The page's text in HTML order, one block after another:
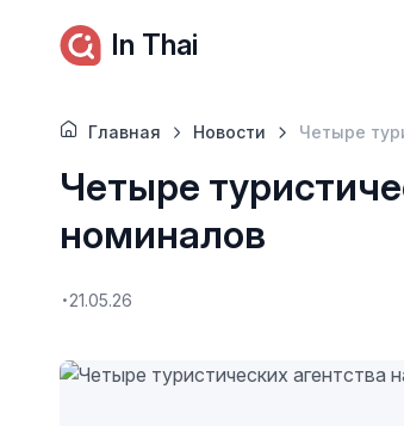
In Thai
Главная Новости Четыре
Четыре
номиналов
21.05.26